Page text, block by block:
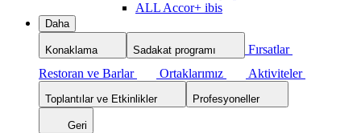
ALL Accor+ ibis
Daha
Konaklama Sadakat programı
Fırsatlar
Restoran ve Barlar
Ortaklarımız Aktiviteler
Toplantılar ve Etkinlikler Profesyoneller
Geri